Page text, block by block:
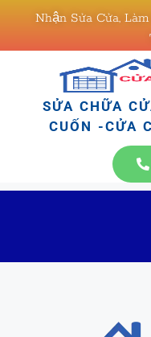
Nhận Sửa Cửa, Làm
SỬA CHỮA
CUỐN -CỬA